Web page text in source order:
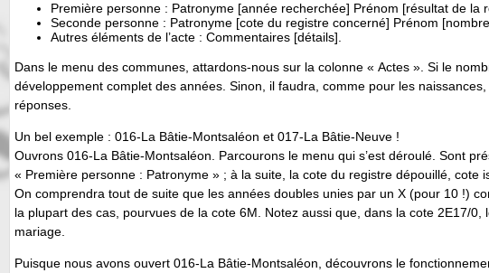
Première personne : Patronyme [année recherchée] Prénom [résultat de la
Seconde personne : Patronyme [cote du registre concerné] Prénom
Autres éléments de l’acte : Commentaires [détails].
Dans le menu des communes, attardons-nous sur la colonne « Actes ». Si le
développement complet des années. Sinon, il faudra, comme pour les
réponses.
Un bel exemple : 016-La Bâtie-Montsaléon et 017-La Bâtie-Neuve !
Ouvrons 016-La Bâtie-Montsaléon. Parcourons le menu qui s’est déroulé. Sont
« Première personne : Patronyme » ; à la suite, la cote du registre dépouillé, cote
On comprendra tout de suite que les années doubles unies par un X (pour 10 !)
la plupart des cas, pourvues de la cote 6M. Notez aussi que, dans la cote 2E17/
mariage.
Puisque nous avons ouvert 016-La Bâtie-Montsaléon, découvrons le